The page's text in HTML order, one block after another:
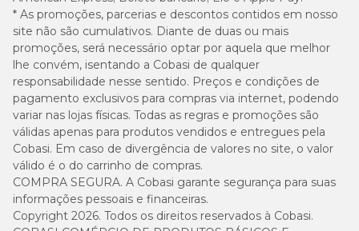
* As promoções, parcerias e descontos contidos em nosso
site não são cumulativos. Diante de duas ou mais
promoções, será necessário optar por aquela que melhor
lhe convém, isentando a Cobasi de qualquer
responsabilidade nesse sentido. Preços e condições de
pagamento exclusivos para compras via internet, podendo
variar nas lojas físicas. Todas as regras e promoções são
válidas apenas para produtos vendidos e entregues pela
Cobasi. Em caso de divergência de valores no site, o valor
válido é o do carrinho de compras.
COMPRA SEGURA. A Cobasi garante segurança para suas
informações pessoais e financeiras.
Copyright 2026. Todos os direitos reservados à Cobasi.